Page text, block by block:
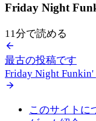
Friday Night
11分で読める
最古の投稿です
Friday Night
このサイトに